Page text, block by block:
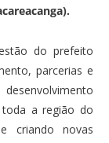
do prefeito
parcerias e
toda a região do
criando novas